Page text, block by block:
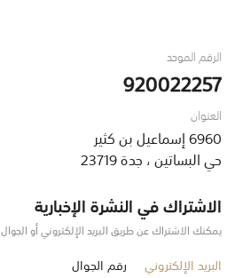
الرقم الموحد
920022257
العنوان
6960 إسماعيل بن كثير
حي البساتين ، جدة 23719
الاشتراك في النشرة الإخبارية
يمكنك الاشتراك عن طريق البريد الإلكتروني أو الجوال
البريد الإلكتروني رقم الجوال